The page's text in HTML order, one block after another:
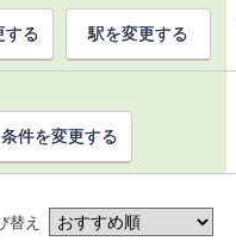
する 駅を変更する
条件を変更する
替え